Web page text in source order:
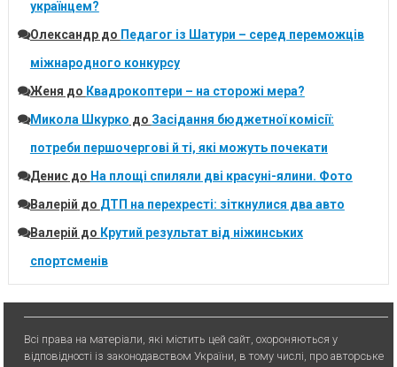
українцем?
Олександрдо Педагог із Шатури – серед переможців
міжнародного конкурсу
Женя до Квадрокоптери – на сторожі мера?
Микола Шкурко до Засідання бюджетної комісії:
потреби першочергові й ті, які можуть почекати
Денисдо На площі спиляли дві красуні-ялини. Фото
Валерій до ДТП на перехресті: зіткнулися два авто
Валерій до Крутий результат від ніжинських
спортсменів
Всі права на матеріали, які містить цей сайт, охороняються у
відповідності із законодавством України, в тому числі, про авторське